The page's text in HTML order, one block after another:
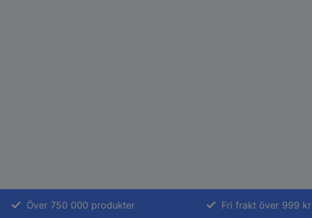
Över 750 000 produkter Fri frakt över 999 kr